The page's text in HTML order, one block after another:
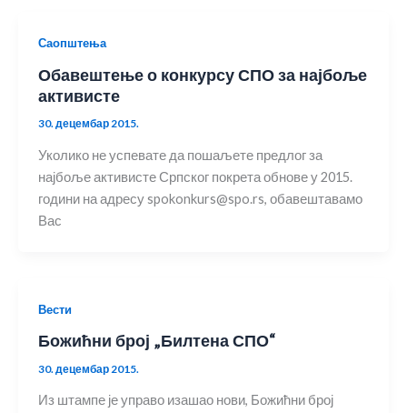
Саопштења
Обавештење о конкурсу СПО за најбоље
активисте
30. децембар 2015.
Уколико не успевате да пошаљете предлог за
најбоље активисте Српског покрета обнове у 2015.
години на адресу spokonkurs@spo.rs, обавештавамо
Вас
Вести
Божићни број „Билтена СПО“
30. децембар 2015.
Из штампе је управо изашао нови, Божићни број